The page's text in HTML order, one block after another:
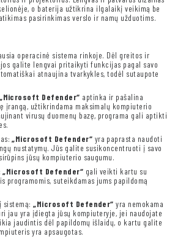
o baterija užtikrina ilgalaikį veikimą be
pasirinkimas verslo ir namų užduotims.
operacinė sistema rinkoje. Dėl greitos ir
galite lengvai pritaikyti funkcijas pagal savo
atnaujina tvarkykles, todėl sutaupote
„Microsoft Defender“ aptinka ir pašalina
įrangą, užtikrindama maksimalų kompiuterio
virusų duomenų bazę, programa gali aptikti
„Microsoft Defender“ yra paprasta naudoti
nustatymų. Jūs galite susikoncentruoti į savo
jūsų kompiuterio saugumu.
„Microsoft Defender“ gali veikti kartu su
programomis, suteikdamas jums papildomą
sistemą:„Microsoft Defender“ yra nemokama
jau yra įdiegta jūsų kompiuteryje, jei naudojate
jaudintis dėl papildomų išlaidų, o kartu galite
yra apsaugotas.